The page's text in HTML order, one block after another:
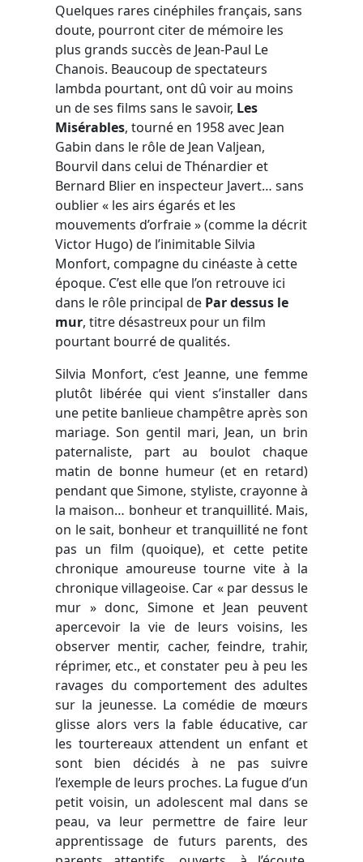
Quelques rares cinéphiles français, sans
doute, pourront citer de mémoire les
plus grands succès de Jean-Paul Le
Chanois. Beaucoup de spectateurs
lambda pourtant, ont dû voir au moins
un de ses films sans le savoir, Les
Misérables, tourné en 1958 avec Jean
Gabin dans le rôle de Jean Valjean,
Bourvil dans celui de Thénardier et
Bernard Blier en inspecteur Javert… sans
oublier « les airs égarés et les
mouvements d’orfraie » (comme la décrit
Victor Hugo) de l’inimitable Silvia
Monfort, compagne du cinéaste à cette
époque. C’est elle que l’on retrouve ici
dans le rôle principal de Par dessus le
mur, titre désastreux pour un film
pourtant bourré de qualités.
Silvia Monfort, c’est Jeanne, une femme
plutôt libérée qui vient s’installer dans
une petite banlieue champêtre après son
mariage. Son gentil mari, Jean, un brin
paternaliste, part au boulot chaque
matin de bonne humeur (et en retard)
pendant que Simone, styliste, crayonne à
la maison… bonheur et tranquillité. Mais,
on le sait, bonheur et tranquillité ne font
pas un film (quoique), et cette petite
chronique amoureuse tourne vite à la
chronique villageoise. Car « par dessus le
mur » donc, Simone et Jean peuvent
apercevoir la vie de leurs voisins, les
observer mentir, cacher, feindre, trahir,
réprimer, etc., et constater peu à peu les
ravages du comportement des adultes
sur la jeunesse. La comédie de mœurs
glisse alors vers la fable éducative, car
les tourtereaux attendent un enfant et
sont bien décidés à ne pas suivre
l’exemple de leurs proches. La fugue d’un
petit voisin, un adolescent mal dans se
peau, va leur permettre de faire leur
apprentissage de futurs parents, des